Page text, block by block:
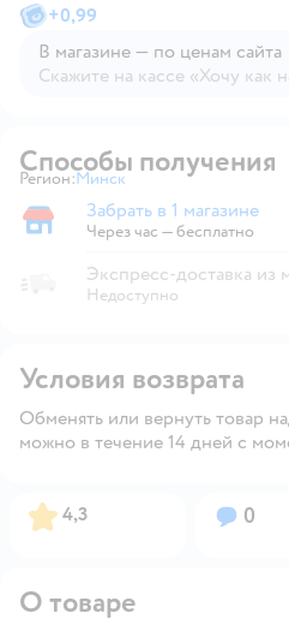
+0,99
В магазине — по ценам сайта
Скажите на кассе «Хочу как
Способы получения
Регион: Выбор адреса доставки.
Минск
Забрать в магазине
Забрать в 1 магазине
Через час — бесплатно
Экспресс-доставка из
Недоступно
Условия возврата
Обменять или вернуть товар
можно в течение 14 дней с
Рейтинг:
4,3 Вопросов:
0
О товаре